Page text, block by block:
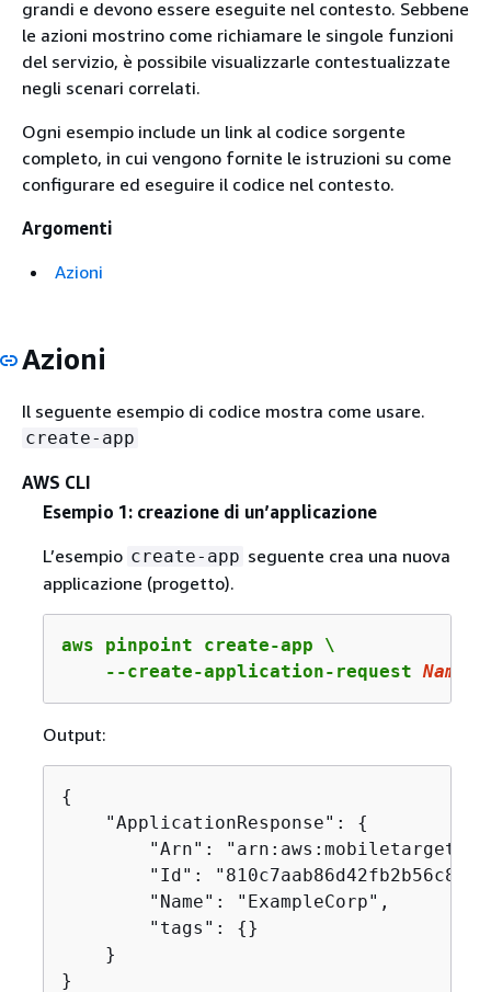
grandi e devono essere eseguite nel contesto. Sebbene
le azioni mostrino come richiamare le singole funzioni
del servizio, è possibile visualizzarle contestualizzate
negli scenari correlati.
Ogni esempio include un link al codice sorgente
completo, in cui vengono fornite le istruzioni su come
configurare ed eseguire il codice nel contesto.
Argomenti
Azioni
Azioni
Il seguente esempio di codice mostra come usare.
create-app
AWS CLI
Esempio 1: creazione di un’applicazione
L’esempio create-app seguente crea una nuova
applicazione (progetto).
aws pinpoint create-app \
    --create-application-request
Name
Output:
{
    "ApplicationResponse":
{
"Arn":
"Id":
        "Name": "ExampleCorp",
        "tags":
{}
    }
}